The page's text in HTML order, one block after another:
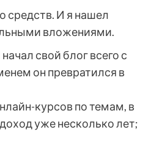
средств. И я нашел
вложениями.
свой блог всего с
он превратился в
курсов по темам, в
уже несколько лет;